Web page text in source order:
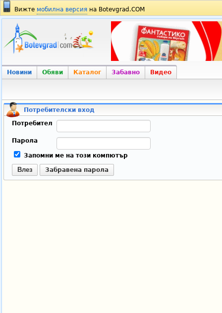
Вижте мобилна версия на Botevgrad.COM
Новини Обяви Каталог Забавно Видео
Потребителски вход
Потребител
Парола
Запомни ме на този компютър
Влез Забравена парола